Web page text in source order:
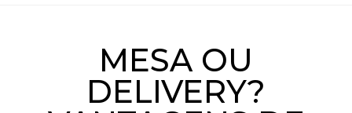
MESA OU
DELIVERY?